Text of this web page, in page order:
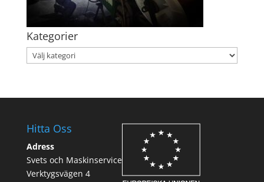
Kategorier
Kategorier
Hitta Oss
Adress
Svets och Maskinservice
Verktygsvägen 4